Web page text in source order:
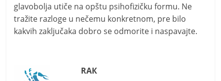
glavobolja utiče na opštu psihofizičku formu. Ne
tražite razloge u nečemu konkretnom, pre bilo
kakvih zaključaka dobro se odmorite i naspavajte.
RAК